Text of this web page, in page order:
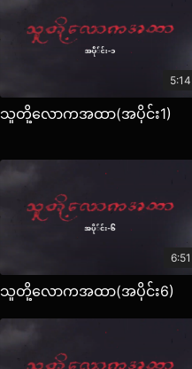
5:14
သူတို့လောကအထာ(အပိုင်း1)
6:51
သူတို့လောကအထာ(အပိုင်း6)